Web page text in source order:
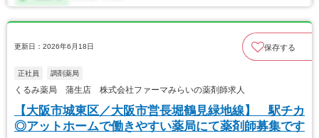
更新日：2026年6月18日 保存する
正社員 調剤薬局
くるみ薬局 蒲生店 株式会社ファーマみらいの薬剤師求人
【大阪市城東区／大阪市営長堀鶴見緑地線】 駅チカ
◎アットホームで働きやすい薬局にて薬剤師募集です